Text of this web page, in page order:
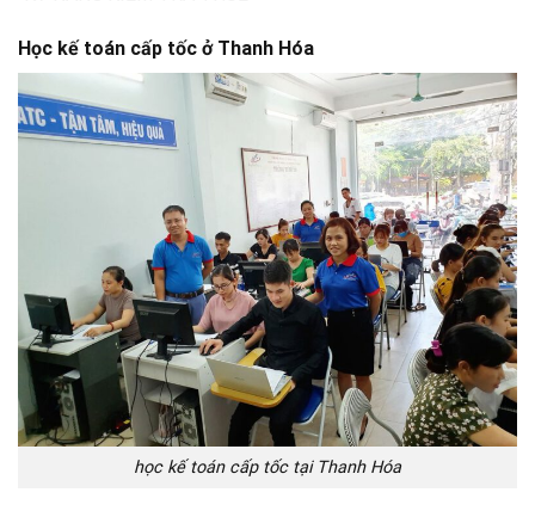
Học kế toán cấp tốc ở Thanh Hóa
học kế toán cấp tốc tại Thanh Hóa